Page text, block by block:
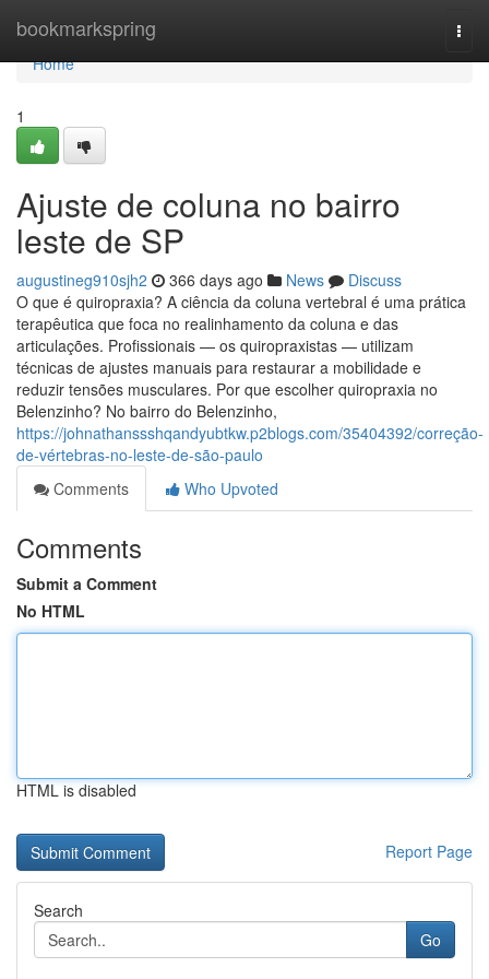
bookmarkspring
Home
Home
1
Ajuste de coluna no bairro
leste de SP
augustineg910sjh2 366 days ago News
Discuss
O que é quiropraxia? A ciência da coluna vertebral é uma prática
terapêutica que foca no realinhamento da coluna e das
articulações. Profissionais — os quiropraxistas — utilizam
técnicas de ajustes manuais para restaurar a mobilidade e
reduzir tensões musculares. Por que escolher quiropraxia no
Belenzinho? No bairro do Belenzinho,
https://johnathanssshqandyubtkw.p2blogs.com/35404392/correção-
de-vértebras-no-leste-de-são-paulo
Comments
Who Upvoted
Comments
Submit a Comment
No HTML
HTML is disabled
Report Page
Search
Go